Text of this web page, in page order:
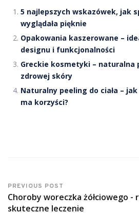
5 najlepszych wskazówek, jak
wyglądała pięknie
Opakowania kaszerowane –
designu i funkcjonalności
Greckie kosmetyki – naturalna
zdrowej skóry
Naturalny peeling do ciała –
ma korzyści?
PREVIOUS POST
Choroby woreczka żółciowego -
skuteczne leczenie